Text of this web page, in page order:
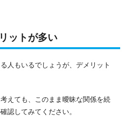
ットが多い
人もいるでしょうが、デメリット
えても、このまま曖昧な関係を続
認してみてください。